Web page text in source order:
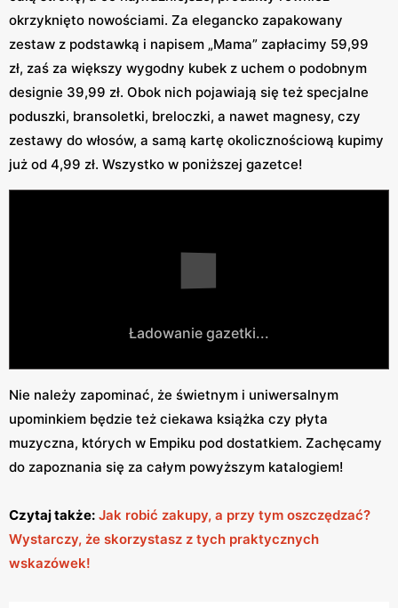
okrzyknięto nowościami. Za elegancko zapakowany
zestaw z podstawką i napisem „Mama” zapłacimy 59,99
zł, zaś za większy wygodny kubek z uchem o podobnym
designie 39,99 zł. Obok nich pojawiają się też specjalne
poduszki, bransoletki, breloczki, a nawet magnesy, czy
zestawy do włosów, a samą kartę okolicznościową kupimy
już od 4,99 zł. Wszystko w poniższej gazetce!
Ładowanie gazetki...
Nie należy zapominać, że świetnym i uniwersalnym
upominkiem będzie też ciekawa książka czy płyta
muzyczna, których w Empiku pod dostatkiem. Zachęcamy
do zapoznania się za całym powyższym katalogiem!
Czytaj także: Jak robić zakupy, a przy tym oszczędzać?
Wystarczy, że skorzystasz z tych praktycznych
wskazówek!